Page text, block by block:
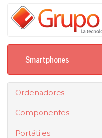
Smartphones
Ordenadores
Componentes
Portátiles